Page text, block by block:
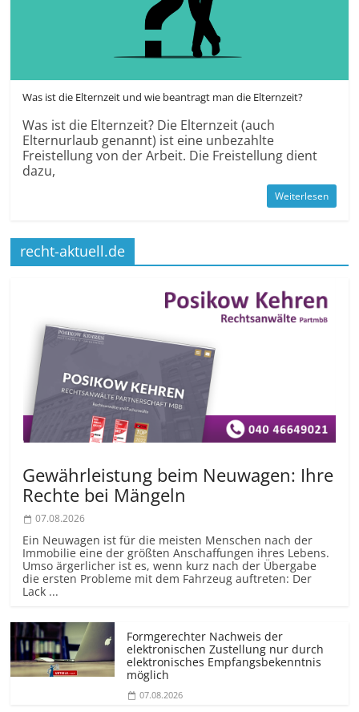
Was ist die Elternzeit und wie beantragt man die Elternzeit?
Was ist die Elternzeit? Die Elternzeit (auch
Elternurlaub genannt) ist eine unbezahlte
Freistellung von der Arbeit. Die Freistellung dient
dazu,
Weiterlesen
recht-aktuell.de
Gewährleistung beim Neuwagen: Ihre
Rechte bei Mängeln
07.08.2026
Ein Neuwagen ist für die meisten Menschen nach der
Immobilie eine der größten Anschaffungen ihres Lebens.
Umso ärgerlicher ist es, wenn kurz nach der Übergabe
die ersten Probleme mit dem Fahrzeug auftreten: Der
Lack ...
Formgerechter Nachweis der
elektronischen Zustellung nur durch
elektronisches Empfangsbekenntnis
möglich
07.08.2026